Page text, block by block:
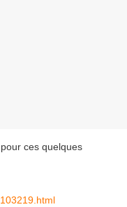
ces quelques